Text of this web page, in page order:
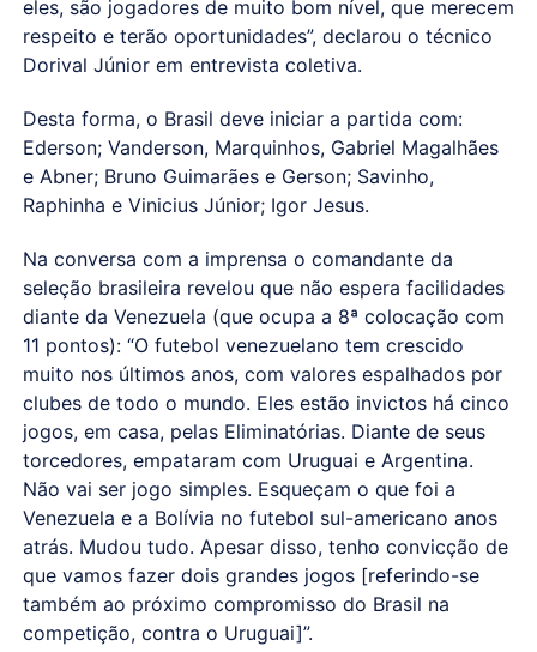
eles, são jogadores de muito bom nível, que merecem
respeito e terão oportunidades”, declarou o técnico
Dorival Júnior em entrevista coletiva.
Desta forma, o Brasil deve iniciar a partida com:
Ederson; Vanderson, Marquinhos, Gabriel Magalhães
e Abner; Bruno Guimarães e Gerson; Savinho,
Raphinha e Vinicius Júnior; Igor Jesus.
Na conversa com a imprensa o comandante da
seleção brasileira revelou que não espera facilidades
diante da Venezuela (que ocupa a 8ª colocação com
11 pontos): “O futebol venezuelano tem crescido
muito nos últimos anos, com valores espalhados por
clubes de todo o mundo. Eles estão invictos há cinco
jogos, em casa, pelas Eliminatórias. Diante de seus
torcedores, empataram com Uruguai e Argentina.
Não vai ser jogo simples. Esqueçam o que foi a
Venezuela e a Bolívia no futebol sul-americano anos
atrás. Mudou tudo. Apesar disso, tenho convicção de
que vamos fazer dois grandes jogos [referindo-se
também ao próximo compromisso do Brasil na
competição, contra o Uruguai]”.